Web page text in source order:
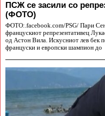
ПСЖ се засили со
(ФОТО)
ФОТО:.facebook.com/PSG/ Пари
францускиот репрезентативец
од Астон Вила. Искусниот лев бек
француски и европски шампион до